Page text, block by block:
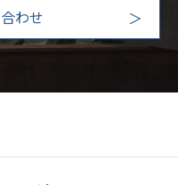
わせ